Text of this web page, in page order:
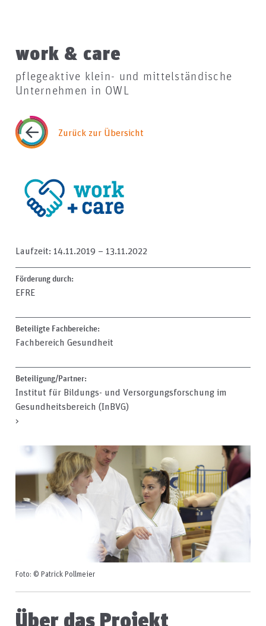
work & care
pflegeaktive klein- und mittelständische
Unternehmen in OWL
Zurück zur Übersicht
Laufzeit: 14.11.2019 – 13.11.2022
Förderung durch:
EFRE
Beteiligte Fachbereiche:
Fachbereich Gesundheit
Beteiligung/Partner:
Institut für Bildungs- und Versorgungsforschung im
Gesundheitsbereich (InBVG)
>
Foto: © Patrick Pollmeier
Über das Projekt